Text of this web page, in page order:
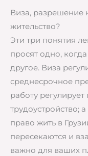
Виза, разрешение
жительство?
Эти три понятия
просят одно,
другое. Виза
среднесрочное
работу
трудоустройство;
право жить в
пересекаются и
важно для ваших